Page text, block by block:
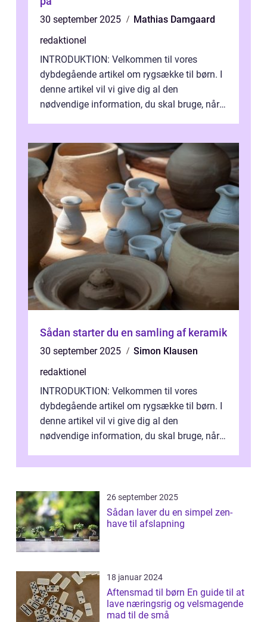
30 september 2025
Mathias Damgaard
redaktionel
INTRODUKTION: Velkommen til vores
dybdegående artikel om rygsække til børn. I
denne artikel vil vi give dig al den
nødvendige information, du skal bruge, når
Sådan starter du en samling af keramik
30 september 2025
Simon Klausen
redaktionel
INTRODUKTION: Velkommen til vores
dybdegående artikel om rygsække til børn. I
denne artikel vil vi give dig al den
nødvendige information, du skal bruge, når
26 september 2025
Sådan laver du en simpel zen-
have til afslapning
18 januar 2024
Aftensmad til børn En guide til at
lave næringsrig og velsmagende
mad til de små